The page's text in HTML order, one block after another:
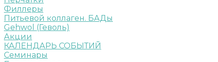
Филлеры
Питьевой коллаген. БАДы
Gehwol (Геволь)
Акции
КАЛЕНДАРЬ СОБЫТИЙ
Семинары